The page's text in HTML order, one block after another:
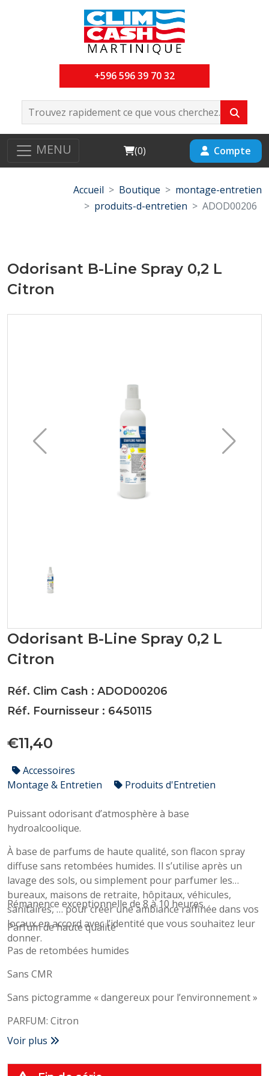
+596 596 39 70 32
MENU Cart
(0) Compte
Accueil Boutique
montage-entretien
produits-d-entretien
ADOD00206
Odorisant B-Line Spray 0,2 L
Citron
Odorisant B-Line Spray 0,2 L
Citron
Réf. Clim Cash : ADOD00206
Réf. Fournisseur : 6450115
€11,40
Accessoires
Montage & Entretien
Produits d'Entretien
Puissant odorisant d’atmosphère à base
hydroalcoolique.
À base de parfums de haute qualité, son flacon spray
diffuse sans retombées humides. Il s’utilise après un
lavage des sols, ou simplement pour parfumer les
bureaux, maisons de retraite, hôpitaux, véhicules,
sanitaires, … pour créer une ambiance raffinée dans vos
locaux en accord avec l’identité que vous souhaitez leur
donner.
Rémanence exceptionnelle de 8 à 10 heures.
Parfum de haute qualité
Pas de retombées humides
Sans CMR
Sans pictogramme « dangereux pour l’environnement »
PARFUM: Citron
Voir plus